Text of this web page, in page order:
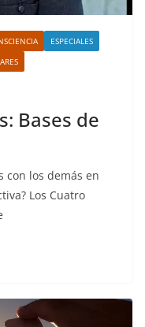
ESPECIALES
Bases de
con los demás en
Los Cuatro